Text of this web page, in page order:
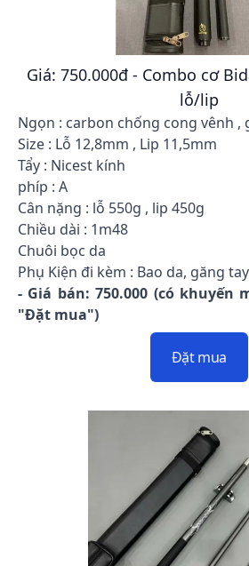
Giá: 750.000đ - Combo cơ
lỗ/lip
Ngọn : carbon chống cong vênh ,
Size : Lỗ 12,8mm , Lip 11,5mm
Tẩy : Nicest kính
phíp : A
Cân nặng : lỗ 550g , lip 450g
Chiều dài : 1m48
Chuôi bọc da
Phụ Kiện đi kèm : Bao da, găng
- Giá bán: 750.000 (có khuyến
"Đặt mua")
Đặt mua